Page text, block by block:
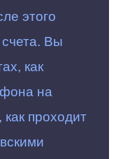
этого
Вы
как
на
проходит